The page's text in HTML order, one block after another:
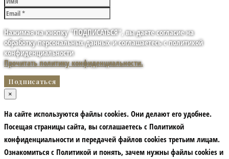
Нажимая на кнопку "ПОДПИСАТЬСЯ", вы даете согласие на
обработку персональных данных и соглашаетесь с политикой
конфиденциальности
Прочитать политику конфиденциальности.
×
На сайте используются файлы cookies. Они делают его удобнее.
Посещая страницы сайта, вы соглашаетесь с Политикой
конфиденциальности и передачей файлов cookies третьим лицам.
Ознакомиться с Политикой и понять, зачем нужны файлы сookies и